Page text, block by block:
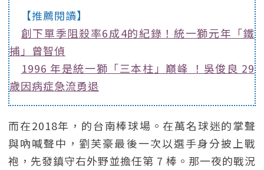
【推薦閱讀】
創下單季阻殺率6成4的紀錄！統一獅元年「鐵
捕」曾智偵
1996 年是統一獅「三本柱」巔峰 ！吳俊良 29
歲因病症急流勇退
而在2018年，的台南棒球場。在萬名球迷的掌聲
與吶喊聲中，劉芙豪最後一次以選手身分披上戰
袍，先發鎮守右外野並擔任第 7 棒。那一夜的戰況